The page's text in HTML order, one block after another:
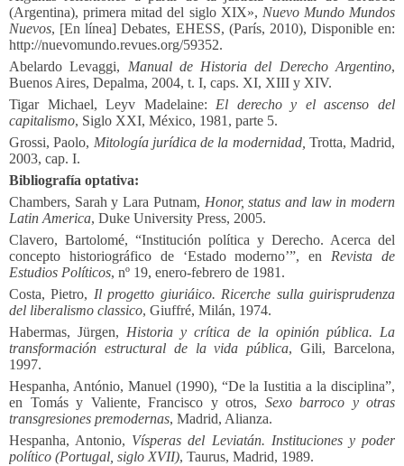
(Argentina), primera mitad del siglo XIX», Nuevo Mundo Mundos
Nuevos, [En línea] Debates, EHESS, (París, 2010), Disponible en:
http://nuevomundo.revues.org/59352.
Abelardo Levaggi, Manual de Historia del Derecho Argentino,
Buenos Aires, Depalma, 2004, t. I, caps. XI, XIII y XIV.
Tigar Michael, Leyv Madelaine: El derecho y el ascenso del
capitalismo, Siglo XXI, México, 1981, parte 5.
Grossi, Paolo, Mitología jurídica de la modernidad, Trotta, Madrid,
2003, cap. I.
Bibliografía optativa:
Chambers, Sarah y Lara Putnam, Honor, status and law in modern
Latin America, Duke University Press, 2005.
Clavero, Bartolomé, “Institución política y Derecho. Acerca del
concepto historiográfico de ‘Estado moderno’”, en Revista de
Estudios Políticos, nº 19, enero-febrero de 1981.
Costa, Pietro, Il progetto giuriáico. Ricerche sulla guirisprudenza
del liberalismo classico, Giuffré, Milán, 1974.
Habermas, Jürgen, Historia y crítica de la opinión pública. La
transformación estructural de la vida pública, Gili, Barcelona,
1997.
Hespanha, António, Manuel (1990), “De la Iustitia a la disciplina”,
en Tomás y Valiente, Francisco y otros, Sexo barroco y otras
transgresiones premodernas, Madrid, Alianza.
Hespanha, Antonio, Vísperas del Leviatán. Instituciones y poder
político (Portugal, siglo XVII), Taurus, Madrid, 1989.